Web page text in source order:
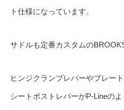
ト仕様になっています。
サドルも定番カスタムの
ヒンジクランプレバーやプレー
シートポストレバーがP-Lineの